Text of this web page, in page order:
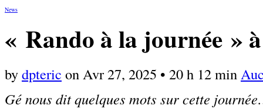
News
« Rando à la journée »
bydpteric on Avr 27, 2025 • 20 h 12 min
Gé nous dit quelques mots sur cette